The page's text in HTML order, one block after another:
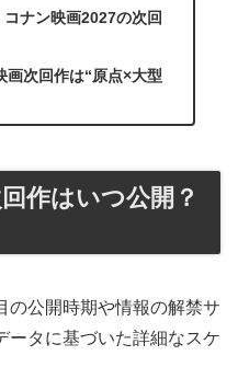
ナン映画2027の次回
画次回作は“原点×大型
作はいつ公開？
の公開時期や情報の解禁サ
ータに基づいた詳細なスケ